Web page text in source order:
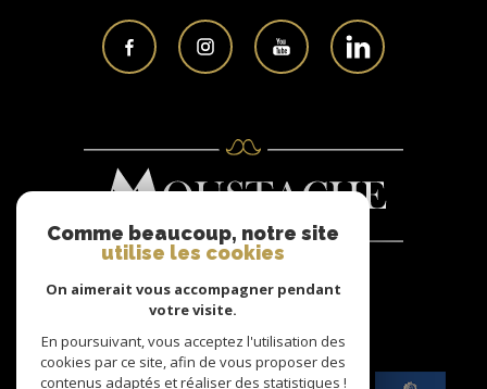
Nous
ADHÉRONS
Comme beaucoup, notre site
utilise les cookies
On aimerait vous accompagner pendant
votre visite.
En poursuivant, vous acceptez l'utilisation des
cookies par ce site, afin de vous proposer des
contenus adaptés et réaliser des statistiques !